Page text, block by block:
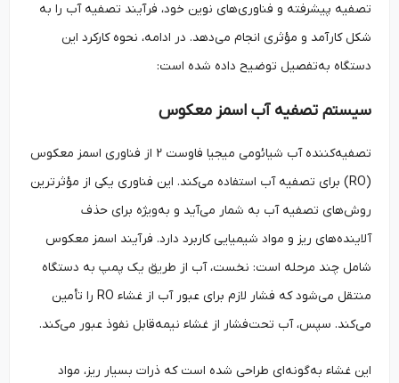
تصفیه پیشرفته و فناوری‌های نوین خود، فرآیند تصفیه آب را به
شکل کارآمد و مؤثری انجام می‌دهد. در ادامه، نحوه کارکرد این
دستگاه به‌تفصیل توضیح داده شده است:
سیستم تصفیه آب اسمز معکوس
تصفیه‌کننده آب شیائومی میجیا فاوست 2 از فناوری اسمز معکوس
(RO) برای تصفیه آب استفاده می‌کند. این فناوری یکی از مؤثرترین
روش‌های تصفیه آب به شمار می‌آید و به‌ویژه برای حذف
آلاینده‌های ریز و مواد شیمیایی کاربرد دارد. فرآیند اسمز معکوس
شامل چند مرحله است: نخست، آب از طریق یک پمپ به دستگاه
منتقل می‌شود که فشار لازم برای عبور آب از غشاء RO را تأمین
می‌کند. سپس، آب تحت‌فشار از غشاء نیمه‌قابل نفوذ عبور می‌کند.
این غشاء به‌گونه‌ای طراحی شده است که ذرات بسیار ریز، مواد